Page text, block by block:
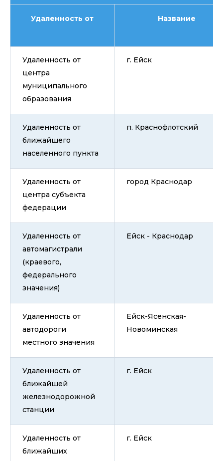
Удаленность от Название
Удаленность от
центра
муниципального
образования
г. Ейск
Удаленность от
ближайшего
населенного пункта
п. Краснофлотский
Удаленность от
центра субъекта
федерации
город Краснодар
Удаленность от
автомагистрали
(краевого,
федерального
значения)
Ейск - Краснодар
Удаленность от
автодороги
местного значения
Ейск-Ясенская-
Новоминская
Удаленность от
ближайшей
железнодорожной
станции
г. Ейск
Удаленность от
ближайших
г. Ейск